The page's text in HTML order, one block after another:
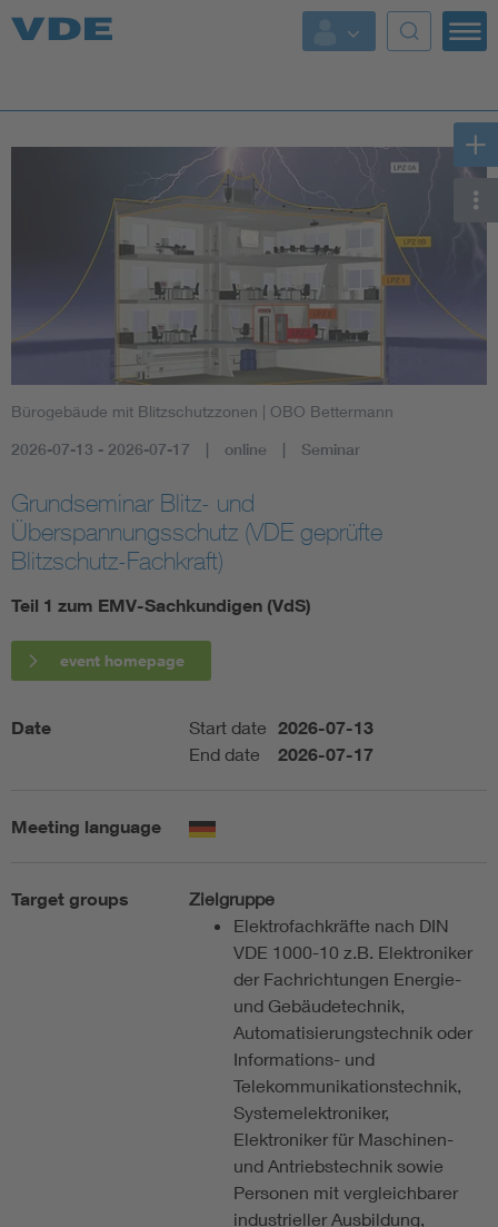
Key Topics
Key Topics
Standardization
AI & Digital Trust
Artificial Intelligence
Consumer protection
Defense
Digital Security
Bürogebäude mit Blitzschutzzonen | OBO Bettermann
2026-07-13 - 2026-07-17 online Seminar
Grundseminar Blitz- und
Überspannungsschutz (VDE geprüfte
Blitzschutz-Fachkraft)
Teil 1 zum EMV-Sachkundigen (VdS)
event homepage
Date Start date 2026-07-13
End date 2026-07-17
Meeting language
Target groups
Zielgruppe
Elektrofachkräfte nach DIN
VDE 1000-10 z.B. Elektroniker
der Fachrichtungen Energie-
und Gebäudetechnik,
Automatisierungstechnik oder
Informations- und
Telekommunikationstechnik,
Systemelektroniker,
Elektroniker für Maschinen-
und Antriebstechnik sowie
Personen mit vergleichbarer
industrieller Ausbildung,